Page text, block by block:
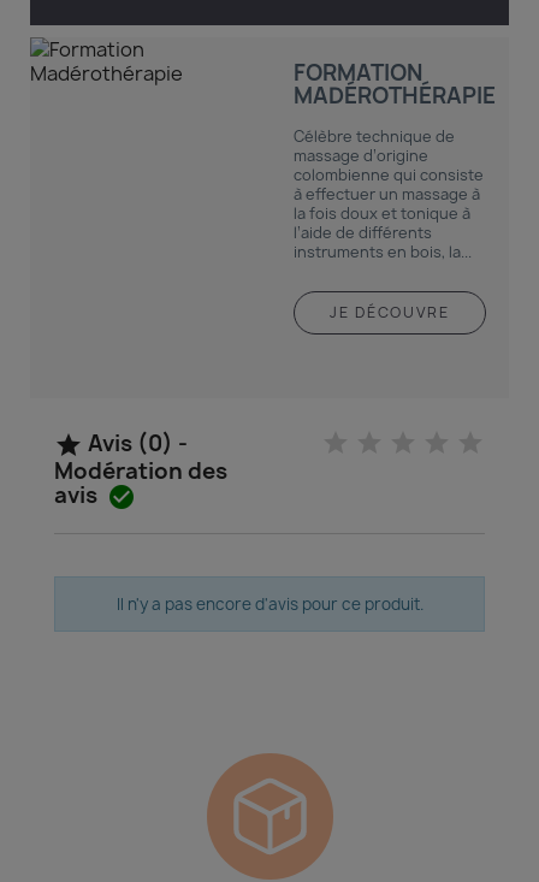
FORMATION
MADÉROTHÉRAPIE
Célèbre technique de
massage d’origine
colombienne qui consiste
à effectuer un massage à
la fois doux et tonique à
l’aide de différents
instruments en bois, la...
JE DÉCOUVRE
 Avis (0) -
Modération des
avis 
Il n'y a pas encore d'avis pour ce produit.